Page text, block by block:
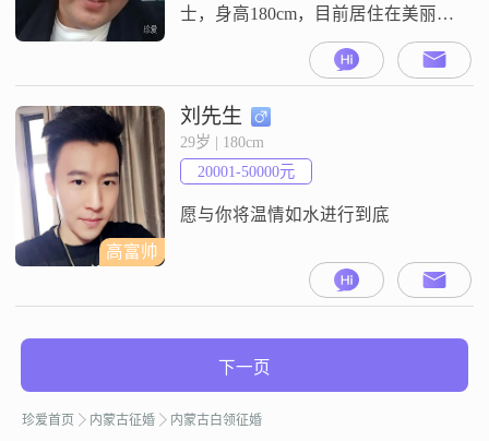
士，身高180cm，目前居住在美丽的
巴彦淖尔##3002##我的月收入超过
50000元，拥有大专学历##3002##在
性格方面，我自认为稳重可靠，责
任感强，对于生活和工作都有着严
谨的态度##3002##我热爱生活，幽
默风趣，能够在轻松愉快的氛围中
与人相处##3002##我务实踏实，不
喜
高富帅
刘先生
29岁 | 180cm
20001-50000元
愿与你将温情如水进行到底
下一页
珍爱首页 内蒙古征婚 内蒙古白领征婚